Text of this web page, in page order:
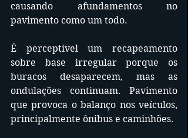
causando afundamentos no
pavimento como um todo.
É perceptível um recapeamento
sobre base irregular porque os
buracos desaparecem, mas as
ondulações continuam. Pavimento
que provoca o balanço nos veículos,
principalmente ônibus e caminhões.